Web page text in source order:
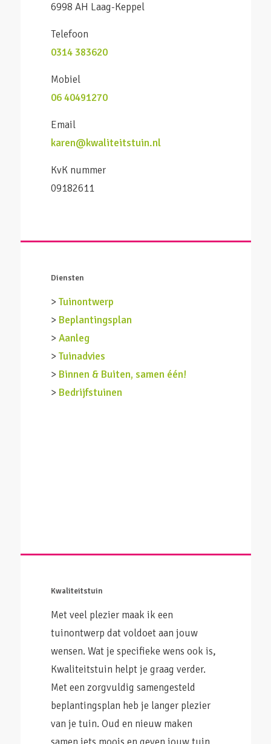
6998 AH Laag-Keppel
Telefoon
0314 383620
Mobiel
06 40491270
Email
karen@kwaliteitstuin.nl
KvK nummer
09182611
Diensten
>Tuinontwerp
> Beplantingsplan
>Aanleg
>Tuinadvies
> Binnen & Buiten, samen één!
> Bedrijfstuinen
Kwaliteitstuin
Met veel plezier maak ik een
tuinontwerp dat voldoet aan jouw
wensen. Wat je specifieke wens ook is,
Kwaliteitstuin helpt je graag verder.
Met een zorgvuldig samengesteld
beplantingsplan heb je langer plezier
van je tuin. Oud en nieuw maken